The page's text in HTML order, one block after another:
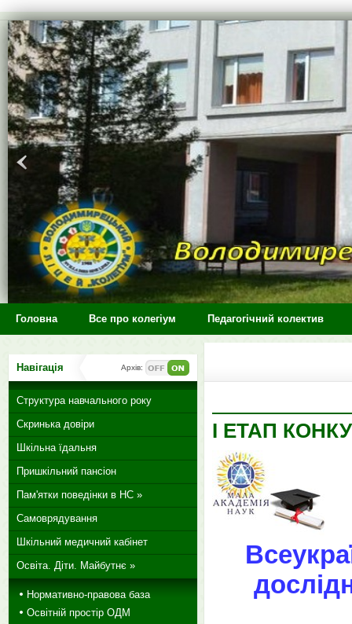
>
Головна Все про колегіум Педагогічний колектив
І ЕТАП
Навігація Архів:
Структура навчального року
Скринька довіри
Шкільна їдальня
Пришкільний пансіон
Пам'ятки поведінки в НС »
Самоврядування
Шкільний медичний кабінет
Освіта. Діти. Майбутнє »
Нормативно-правова база
Освітній простір ОДМ